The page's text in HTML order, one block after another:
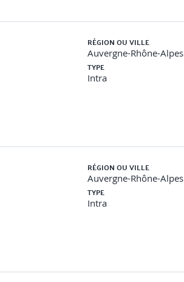
RÉGION OU VILLE
Auvergne-Rhône-Alpes
TYPE
Intra
RÉGION OU VILLE
Auvergne-Rhône-Alpes
TYPE
Intra